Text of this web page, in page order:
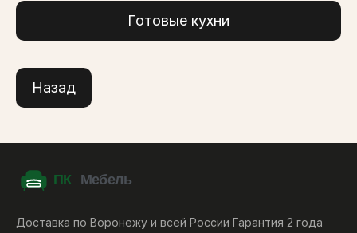
Готовые кухни
Назад
Доставка по Воронежу и всей России Гарантия 2 года